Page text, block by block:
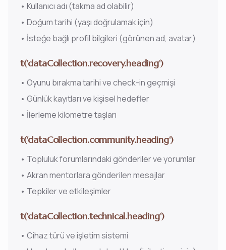
• Kullanıcı adı (takma ad olabilir)
• Doğum tarihi (yaşı doğrulamak için)
• İsteğe bağlı profil bilgileri (görünen ad, avatar)
t('dataCollection.recovery.heading')
• Oyunu bırakma tarihi ve check-in geçmişi
• Günlük kayıtları ve kişisel hedefler
• İlerleme kilometre taşları
t('dataCollection.community.heading')
• Topluluk forumlarındaki gönderiler ve yorumlar
• Akran mentorlara gönderilen mesajlar
• Tepkiler ve etkileşimler
t('dataCollection.technical.heading')
• Cihaz türü ve işletim sistemi